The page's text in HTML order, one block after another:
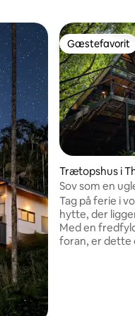
omtaler
Gæstefavorit
Gæstefavorit
Trætopshus i
Sov som en
Tag på ferie i
hytte, der
Med en
foran, er dette